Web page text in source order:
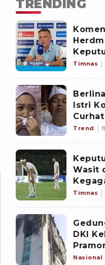
TRENDING
Wasit
AFF
Bahas
Timnas
Istri
Abis
Trend
Wasit
Timnas
DKI
Bicara
Nasional